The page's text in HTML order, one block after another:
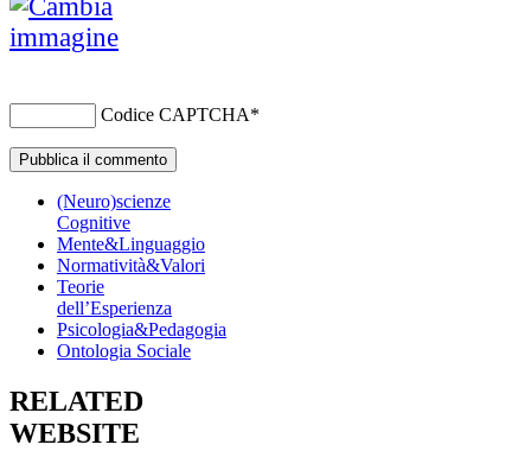
Codice CAPTCHA*
(Neuro)scienze
Cognitive
Mente&Linguaggio
Normatività&Valori
Teorie
dell’Esperienza
Psicologia&Pedagogia
Ontologia Sociale
RELATED
WEBSITE